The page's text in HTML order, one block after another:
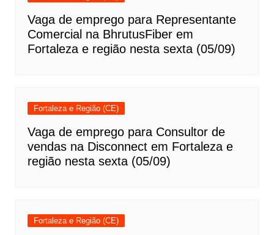
Vaga de emprego para Representante
Comercial na BhrutusFiber em
Fortaleza e região nesta sexta (05/09)
Fortaleza e Região (CE)
Vaga de emprego para Consultor de
vendas na Disconnect em Fortaleza e
região nesta sexta (05/09)
Fortaleza e Região (CE)